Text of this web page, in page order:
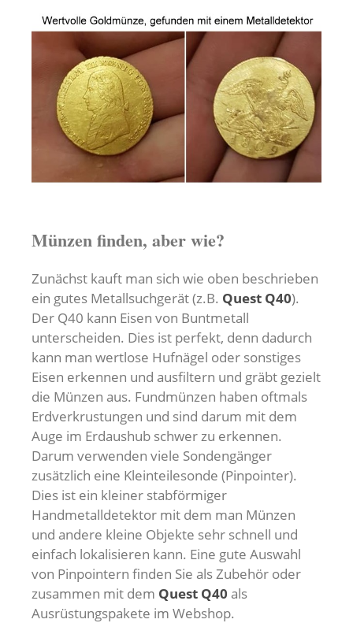
Münzen finden, aber wie?
Zunächst kauft man sich wie oben beschrieben
ein gutes Metallsuchgerät (z.B. Quest Q40).
Der Q40 kann Eisen von Buntmetall
unterscheiden. Dies ist perfekt, denn dadurch
kann man wertlose Hufnägel oder sonstiges
Eisen erkennen und ausfiltern und gräbt gezielt
die Münzen aus. Fundmünzen haben oftmals
Erdverkrustungen und sind darum mit dem
Auge im Erdaushub schwer zu erkennen.
Darum verwenden viele Sondengänger
zusätzlich eine Kleinteilesonde (Pinpointer).
Dies ist ein kleiner stabförmiger
Handmetalldetektor mit dem man Münzen
und andere kleine Objekte sehr schnell und
einfach lokalisieren kann. Eine gute Auswahl
von Pinpointern finden Sie als Zubehör oder
zusammen mit dem Quest Q40 als
Ausrüstungspakete im Webshop.